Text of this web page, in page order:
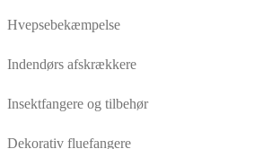
Hvepsebekæmpelse
Indendørs afskrækkere
Insektfangere og tilbehør
Dekorativ fluefangere